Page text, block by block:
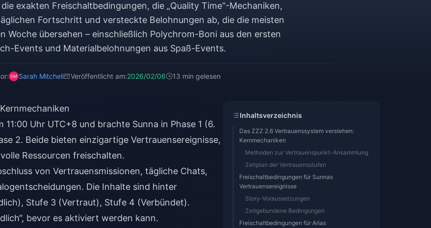
exakten Freischaltbedingungen, die „Quality Time“-Mechaniken,
Fortschritt und versteckte Belohnungen ab, die die meisten
Woche übersehen – einschließlich Polychrom-Boni aus den ersten
Events und Materialbelohnungen aus Spaß-Events.
Sarah Mitchell Veröffentlicht am:2026/02/06 13 min gelesen
Uhr UTC+8 und brachte Sunna in Phase 1 (6.
2. Beide bieten einzigartige Vertrauensereignisse,
Ressourcen freischalten.
von Vertrauensmissionen, tägliche Chats,
Die Inhalte sind hinter
Stufe 3 (Vertraut), Stufe 4 (Verbündet).
bevor es aktiviert werden kann.
Inhaltsverzeichnis
Das ZZZ 2.6 Vertrauenssystem verstehen:
Kernmechaniken
Methoden zur Vertrauenspunkt-Ansammlung
Zeitplan der Vertrauensstufen
Freischaltbedingungen für Sunnas
Vertrauensereignisse
Story-Voraussetzungen
Zeitgebundene Bedingungen
Freischaltbedingungen für Arias